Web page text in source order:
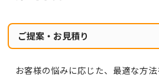
ご提案・お見積り
お客様の悩みに応じた、最適な方